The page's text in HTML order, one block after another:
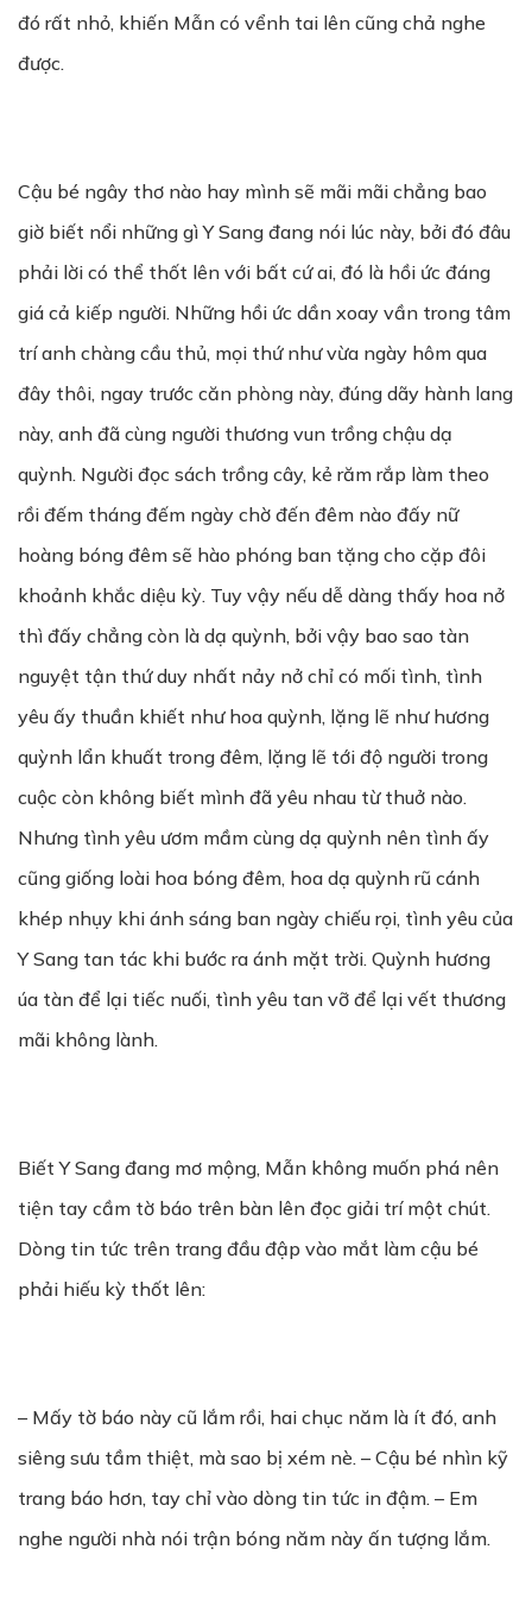
đó rất nhỏ, khiến Mẫn có vểnh tai lên cũng chả nghe
được.
Cậu bé ngây thơ nào hay mình sẽ mãi mãi chẳng bao
giờ biết nổi những gì Y Sang đang nói lúc này, bởi đó đâu
phải lời có thể thốt lên với bất cứ ai, đó là hồi ức đáng
giá cả kiếp người. Những hồi ức dần xoay vần trong tâm
trí anh chàng cầu thủ, mọi thứ như vừa ngày hôm qua
đây thôi, ngay trước căn phòng này, đúng dãy hành lang
này, anh đã cùng người thương vun trồng chậu dạ
quỳnh. Người đọc sách trồng cây, kẻ răm rắp làm theo
rồi đếm tháng đếm ngày chờ đến đêm nào đấy nữ
hoàng bóng đêm sẽ hào phóng ban tặng cho cặp đôi
khoảnh khắc diệu kỳ. Tuy vậy nếu dễ dàng thấy hoa nở
thì đấy chẳng còn là dạ quỳnh, bởi vậy bao sao tàn
nguyệt tận thứ duy nhất nảy nở chỉ có mối tình, tình
yêu ấy thuần khiết như hoa quỳnh, lặng lẽ như hương
quỳnh lẩn khuất trong đêm, lặng lẽ tới độ người trong
cuộc còn không biết mình đã yêu nhau từ thuở nào.
Nhưng tình yêu ươm mầm cùng dạ quỳnh nên tình ấy
cũng giống loài hoa bóng đêm, hoa dạ quỳnh rũ cánh
khép nhụy khi ánh sáng ban ngày chiếu rọi, tình yêu của
Y Sang tan tác khi bước ra ánh mặt trời. Quỳnh hương
úa tàn để lại tiếc nuối, tình yêu tan vỡ để lại vết thương
mãi không lành.
Biết Y Sang đang mơ mộng, Mẫn không muốn phá nên
tiện tay cầm tờ báo trên bàn lên đọc giải trí một chút.
Dòng tin tức trên trang đầu đập vào mắt làm cậu bé
phải hiếu kỳ thốt lên:
– Mấy tờ báo này cũ lắm rồi, hai chục năm là ít đó, anh
siêng sưu tầm thiệt, mà sao bị xém nè. – Cậu bé nhìn kỹ
trang báo hơn, tay chỉ vào dòng tin tức in đậm. – Em
nghe người nhà nói trận bóng năm này ấn tượng lắm.